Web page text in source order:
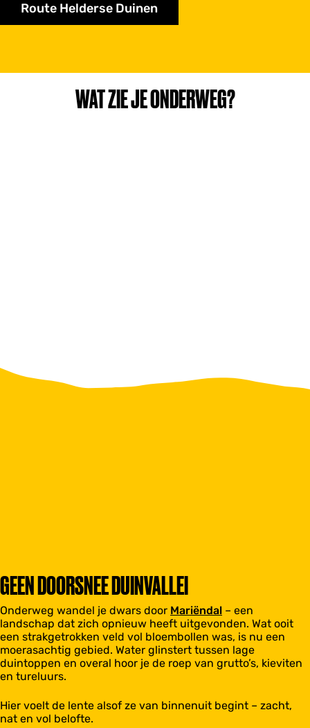
Route Helderse Duinen
WAT ZIE JE ONDERWEG?
GEEN DOORSNEE DUINVALLEI
Onderweg wandel je dwars door Mariëndal – een
landschap dat zich opnieuw heeft uitgevonden. Wat ooit
een strakgetrokken veld vol bloembollen was, is nu een
moerasachtig gebied. Water glinstert tussen lage
duintoppen en overal hoor je de roep van grutto’s, kieviten
en tureluurs.
Hier voelt de lente alsof ze van binnenuit begint – zacht,
nat en vol belofte.